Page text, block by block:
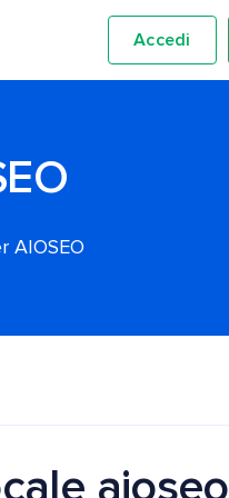
Accedi
AIOSEO
aioseo